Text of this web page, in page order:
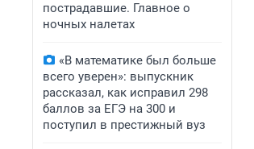
пострадавшие. Главное о
ночных налетах
«В математике был больше
всего уверен»: выпускник
рассказал, как исправил 298
баллов за ЕГЭ на 300 и
поступил в престижный вуз